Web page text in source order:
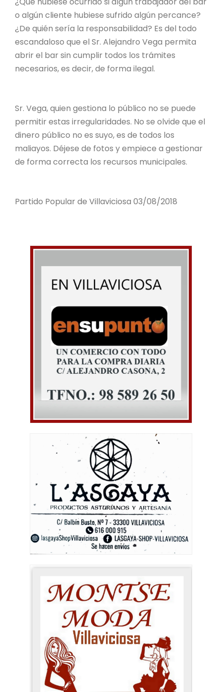
o algún cliente hubiese sufrido algún percance?
¿De quién sería la responsabilidad? Es del todo
escandaloso que el Sr. Alejandro Vega permita
abrir el bar sin cumplir todos los trámites
necesarios, es decir, de forma ilegal.
Sr. Vega, quien gestiona lo público no se puede
permitir estas irregularidades. No se olvide que el
dinero público no es suyo, es de todos los
maliayos. Déjese de fotos y empiece a gestionar
de forma correcta los recursos municipales.
Partido Popular de Villaviciosa 03/08/2018